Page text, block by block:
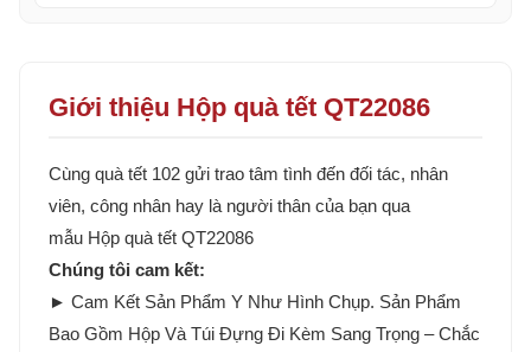
Giới thiệu Hộp quà tết QT22086
Cùng quà tết 102 gửi trao tâm tình đến đối tác, nhân
viên, công nhân hay là người thân của bạn qua
mẫu Hộp quà tết QT22086
Chúng tôi cam kết:
► Cam Kết Sản Phẩm Y Như Hình Chụp. Sản Phẩm
Bao Gồm Hộp Và Túi Đựng Đi Kèm Sang Trọng – Chắc